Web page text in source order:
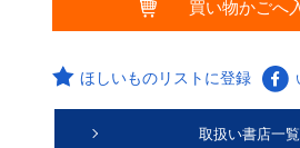
ほしいものリストに登録
取扱い書店一覧